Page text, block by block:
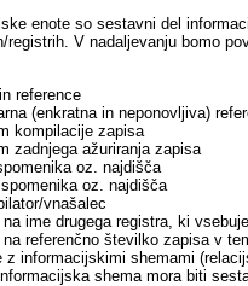
enote so sestavni del
registrih. V nadaljevanju bomo
reference
(enkratna in neponovljiva)
kompilacije zapisa
zadnjega ažuriranja zapisa
oz. najdišča
oz. najdišča
vnašalec
ime drugega registra, ki
referenčno številko zapisa v
z informacijskimi shemami
shema mora biti